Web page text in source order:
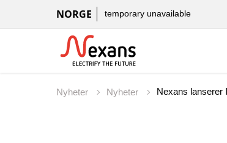
NORGE temporary unavailable
Nyheter Nyheter Nexans lanserer